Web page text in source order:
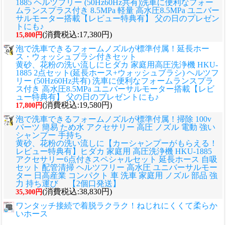
1885 ヘルツフリー (50Hz60Hz共有)洗車に便利なフォー
ムランスプラス付き 8.5MPa 軽量 高水圧8.5MPa ユニバー
サルモーター搭載【レビュー特典有】 父の日のプレゼン
トにも♪
15,800円(消費税込:17,380円)
泡で洗車できるフォームノズルが標準付属！延長ホー
ス・ウォッシュブラシ付きセット
黄砂、花粉の洗い流しに ヒダカ 家庭用高圧洗浄機 HKU-
1885 2点セット(延長ホース+ウォッシュブラシ) ヘルツフ
リー (50Hz60Hz共有) 洗車に便利なフォームランスプラ
ス付き 高水圧8.5MPa ユニバーサルモーター搭載【レビ
ュー特典有】 父の日のプレゼントにも♪
17,800円(消費税込:19,580円)
泡で洗車できるフォームノズルが標準付属！掃除 100v
パーツ 簡易 ため水 アクセサリー 高圧 ノズル 電動 強い
シャンプー 手持ち
黄砂、花粉の洗い流しに
【カーシャンプーがもらえる！
レビュー特典有】ヒダカ 家庭用 高圧洗浄機 HKU-1885
アクセサリー6点付きスペシャルセット 延長ホース 自吸
セット 配管清掃 ヘルツフリー 高水圧 ユニバーサルモー
ター 日高産業 コンパクト 車 洗車 家庭用 ノズル 部品 強
力 持ち運び 【2個口発送】
35,300円(消費税込:38,830円)
ワンタッチ接続で着脱ラクラク！ねじれにくくて柔らか
いホース